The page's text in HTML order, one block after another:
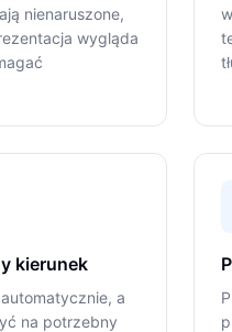
nienaruszone,
wygląda
kierunek
a
na potrzebny